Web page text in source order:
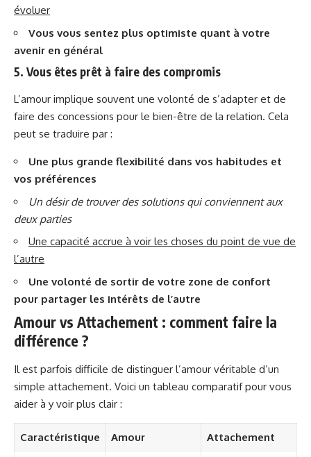
évoluer
Vous vous sentez plus optimiste quant à votre
avenir en général
5. Vous êtes prêt à faire des compromis
L’amour implique souvent une volonté de s’adapter et de
faire des concessions pour le bien-être de la relation. Cela
peut se traduire par :
Une plus grande flexibilité dans vos habitudes et
vos préférences
Un désir de trouver des solutions qui conviennent aux
deux parties
Une capacité accrue à voir les choses du point de vue de
l’autre
Une volonté de sortir de votre zone de confort
pour partager les intérêts de l’autre
Amour vs Attachement : comment faire la
différence ?
Il est parfois difficile de distinguer l’amour véritable d’un
simple attachement. Voici un tableau comparatif pour vous
aider à y voir plus clair :
Caractéristique Amour Attachement